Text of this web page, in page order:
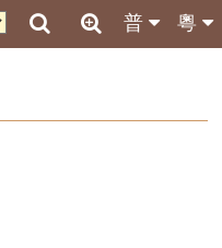
粵
普